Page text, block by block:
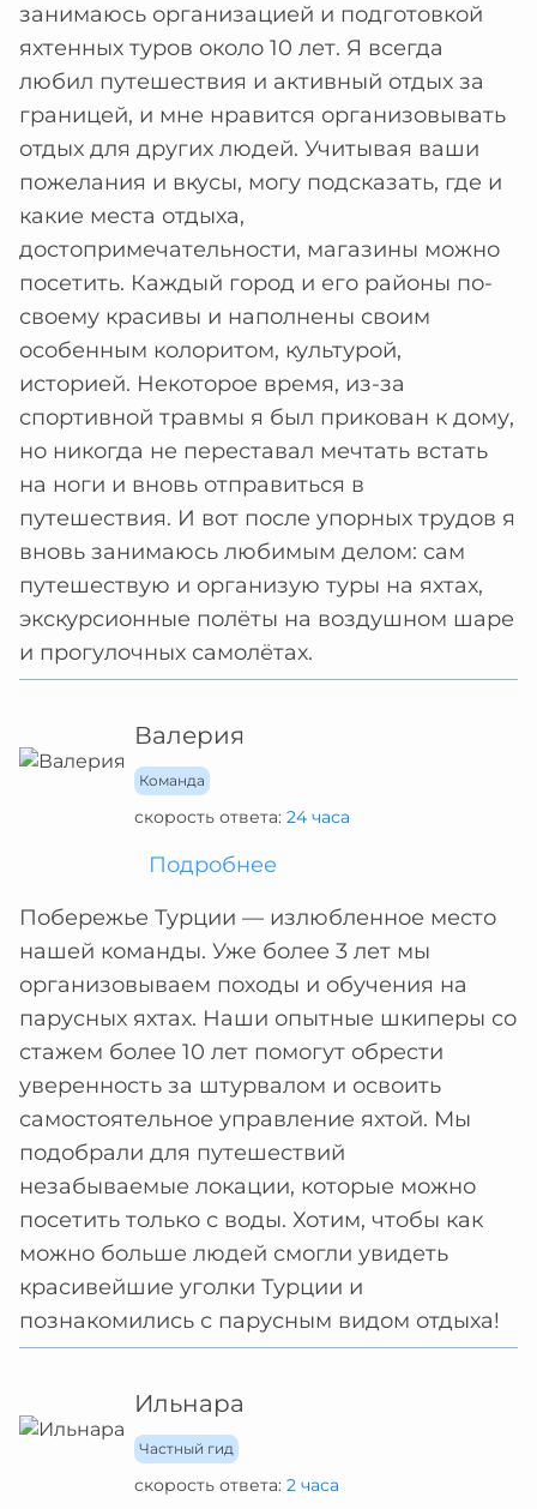
занимаюсь организацией и подготовкой
яхтенных туров около 10 лет. Я всегда
любил путешествия и активный отдых за
границей, и мне нравится организовывать
отдых для других людей. Учитывая ваши
пожелания и вкусы, могу подсказать, где и
какие места отдыха,
достопримечательности, магазины можно
посетить. Каждый город и его районы по-
своему красивы и наполнены своим
особенным колоритом, культурой,
историей. Некоторое время, из-за
спортивной травмы я был прикован к дому,
но никогда не переставал мечтать встать
на ноги и вновь отправиться в
путешествия. И вот после упорных трудов я
вновь занимаюсь любимым делом: сам
путешествую и организую туры на яхтах,
экскурсионные полёты на воздушном шаре
и прогулочных самолётах.
Валерия
Команда
скорость ответа: 24 часа
Подробнее
Побережье Турции — излюбленное место
нашей команды. Уже более 3 лет мы
организовываем походы и обучения на
парусных яхтах. Наши опытные шкиперы со
стажем более 10 лет помогут обрести
уверенность за штурвалом и освоить
самостоятельное управление яхтой. Мы
подобрали для путешествий
незабываемые локации, которые можно
посетить только с воды. Хотим, чтобы как
можно больше людей смогли увидеть
красивейшие уголки Турции и
познакомились с парусным видом отдыха!
Ильнара
Частный гид
скорость ответа: 2 часа